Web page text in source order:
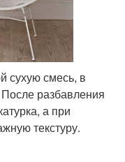
сухую смесь, в
разбавления
а при
текстуру.